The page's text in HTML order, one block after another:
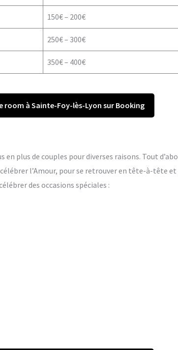
150€ – 200€
250€ – 300€
350€ – 400€
room à Sainte-Foy-lès-Lyon sur Booking
plus de couples pour diverses raisons. Tout
l’Amour, pour se retrouver en tête-à-tête
des occasions spéciales :